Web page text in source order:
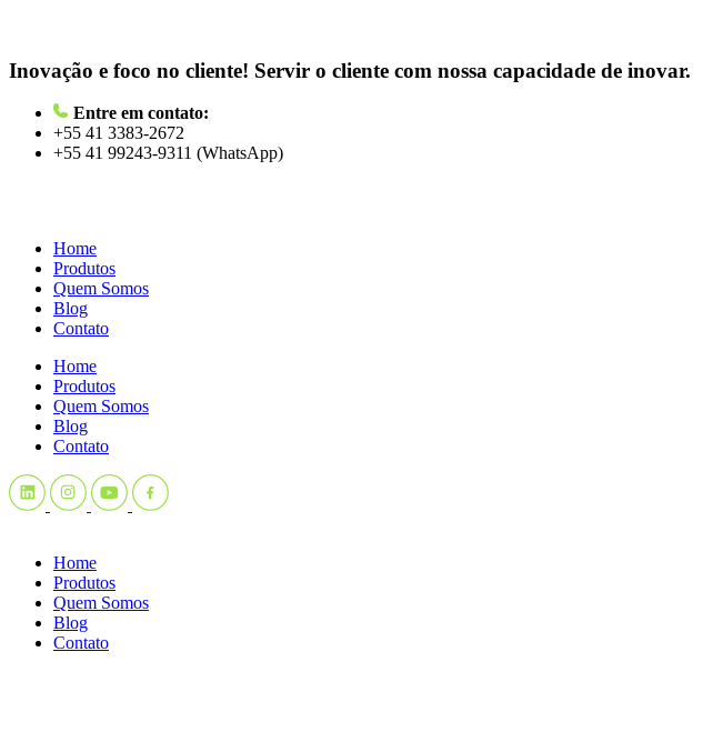
Inovação e foco no cliente! Servir o cliente com nossa capacidade de inovar.
Entre em contato:
+55 41 3383-2672
+55 41 99243-9311 (WhatsApp)
Home
Produtos
Quem Somos
Blog
Contato
Home
Produtos
Quem Somos
Blog
Contato
Home
Produtos
Quem Somos
Blog
Contato